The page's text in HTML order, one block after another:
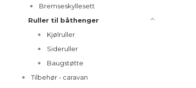
Bremseskyllesett
Ruller til båthenger
Kjølruller
Sideruller
Baugstøtte
Tilbehør - caravan